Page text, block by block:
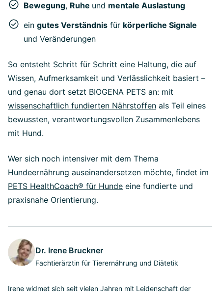
Bewegung, Ruhe und mentale Auslastung
ein gutes Verständnis für körperliche Signale
und Veränderungen
So entsteht Schritt für Schritt eine Haltung, die auf
Wissen, Aufmerksamkeit und Verlässlichkeit basiert –
und genau dort setzt BIOGENA PETS an: mit
wissenschaftlich fundierten Nährstoffen als Teil eines
bewussten, verantwortungsvollen Zusammenlebens
mit Hund.
Wer sich noch intensiver mit dem Thema
Hundeernährung auseinandersetzen möchte, findet im
PETS HealthCoach® für Hunde eine fundierte und
praxisnahe Orientierung.
Dr. Irene Bruckner
Fachtierärztin für Tierernährung und Diätetik
Irene widmet sich seit vielen Jahren mit Leidenschaft der